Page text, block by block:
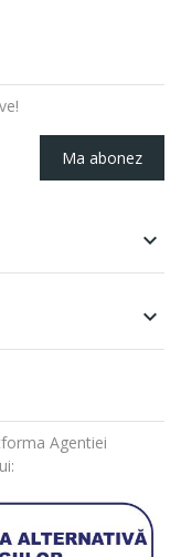
Ma abonez


Agentiei